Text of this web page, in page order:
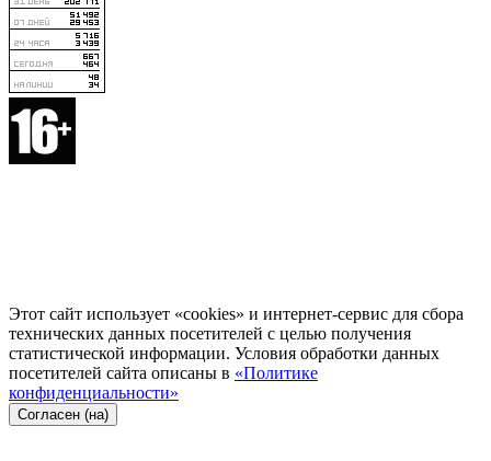
Этот сайт использует «cookies» и интернет-сервис для сбора
технических данных посетителей с целью получения
статистической информации. Условия обработки данных
посетителей сайта описаны в «Политике
конфиденциальности»
Согласен (на)